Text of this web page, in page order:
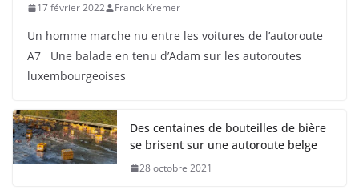
17 février 2022 Franck Kremer
Un homme marche nu entre les voitures de l’autoroute
A7 Une balade en tenu d’Adam sur les autoroutes
luxembourgeoises
Des centaines de bouteilles de bière
se brisent sur une autoroute belge
28 octobre 2021